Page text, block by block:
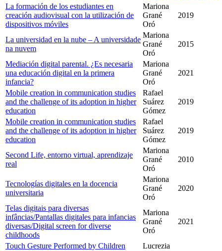
La formación de los estudiantes en
creación audiovisual con la utilización de
dispositivos móviles
Mariona
Grané
Oró
2019
La universidad en la nube – A universidade
na nuvem
Mariona
Grané
Oró
2015
Mediación digital parental. ¿Es necesaria
una educación digital en la primera
infancia?
Mariona
Grané
Oró
2021
Mobile creation in communication studies
and the challenge of its adoption in higher
education
Rafael
Suárez
Gómez
2019
Mobile creation in communication studies
and the challenge of its adoption in higher
education
Rafael
Suárez
Gómez
2019
Second Life, entorno virtual, aprendizaje
real
Mariona
Grané
Oró
2010
Tecnologías digitales en la docencia
universitaria
Mariona
Grané
Oró
2020
Telas digitais para diversas
infâncias/Pantallas digitales para infancias
diversas/Digital screen for diverse
childhoods
Mariona
Grané
Oró
2021
Touch Gesture Performed by Children
Lucrezia